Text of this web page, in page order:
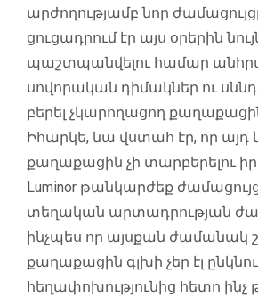
արժողությամբ նոր
ցուցադրում էր այս օրերին
պաշտպանվելու համար
սովորական դիմակներ ու
բերել չկարողացող
Իհարկե, նա վստահ էր, որ այդ
քաղաքացին չի տարբերելու իր
Luminor թանկարժեք
տեղական արտադրության
ինչպես որ այսքան ժամանակ
քաղաքացին գլխի չեր էլ
հեղափոխությունից հետո